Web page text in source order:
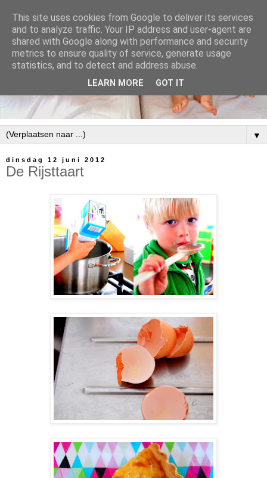
▼
dinsdag 12 juni 2012
De Rijsttaart
This site uses cookies from Google to deliver its services
and to analyze traffic. Your IP address and user-agent are
shared with Google along with performance and security
metrics to ensure quality of service, generate usage
statistics, and to detect and address abuse.
LEARN MORE GOT IT